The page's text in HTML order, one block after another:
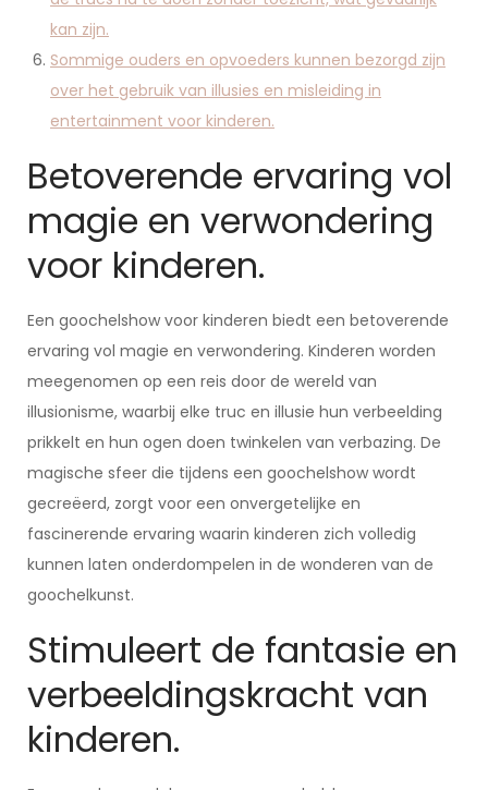
kan zijn.
Sommige ouders en opvoeders kunnen bezorgd zijn
over het gebruik van illusies en misleiding in
entertainment voor kinderen.
Betoverende ervaring vol
magie en verwondering
voor kinderen.
Een goochelshow voor kinderen biedt een betoverende
ervaring vol magie en verwondering. Kinderen worden
meegenomen op een reis door de wereld van
illusionisme, waarbij elke truc en illusie hun verbeelding
prikkelt en hun ogen doen twinkelen van verbazing. De
magische sfeer die tijdens een goochelshow wordt
gecreëerd, zorgt voor een onvergetelijke en
fascinerende ervaring waarin kinderen zich volledig
kunnen laten onderdompelen in de wonderen van de
goochelkunst.
Stimuleert de fantasie en
verbeeldingskracht van
kinderen.